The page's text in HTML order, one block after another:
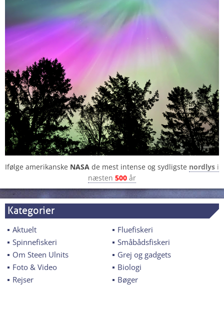
Ifølge amerikanske NASA de mest intense og sydligste nordlys i
næsten 500 år
Kategorier
Aktuelt
Fluefiskeri
Spinnefiskeri
Småbådsfiskeri
Om Steen Ulnits
Grej og gadgets
Foto & Video
Biologi
Rejser
Bøger